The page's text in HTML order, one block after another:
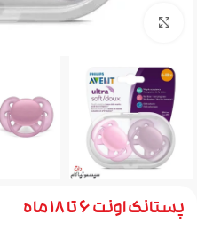
برای بزرگنمایی کلیک کنید
پستانک اونت ۶ تا ۱۸ ماه